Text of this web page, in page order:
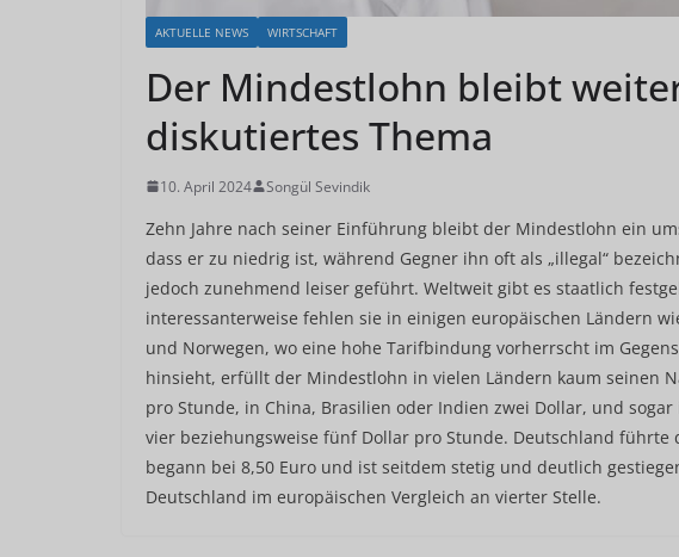
AKTUELLE NEWS WIRTSCHAFT
Der Mindestlohn bleibt
diskutiertes Thema
10. April 2024 Songül Sevindik
Zehn Jahre nach seiner Einführung bleibt der Mindestlohn ein
dass er zu niedrig ist, während Gegner ihn oft als „illegal“
jedoch zunehmend leiser geführt. Weltweit gibt es staatlich
interessanterweise fehlen sie in einigen europäischen Ländern
und Norwegen, wo eine hohe Tarifbindung vorherrscht im
hinsieht, erfüllt der Mindestlohn in vielen Ländern kaum seinen
pro Stunde, in China, Brasilien oder Indien zwei Dollar, und
vier beziehungsweise fünf Dollar pro Stunde. Deutschland führte
begann bei 8,50 Euro und ist seitdem stetig und deutlich
Deutschland im europäischen Vergleich an vierter Stelle.